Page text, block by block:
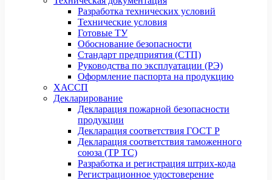
Разработка технических условий
Технические условия
Готовые ТУ
Обоснование безопасности
Стандарт предприятия (СТП)
Руководства по эксплуатации (РЭ)
Оформление паспорта на продукцию
ХАССП
Декларирование
Декларация пожарной безопасности
продукции
Декларация соответствия ГОСТ Р
Декларация соответствия таможенного
союза (ТР ТС)
Разработка и регистрация штрих-кода
Регистрационное удостоверение